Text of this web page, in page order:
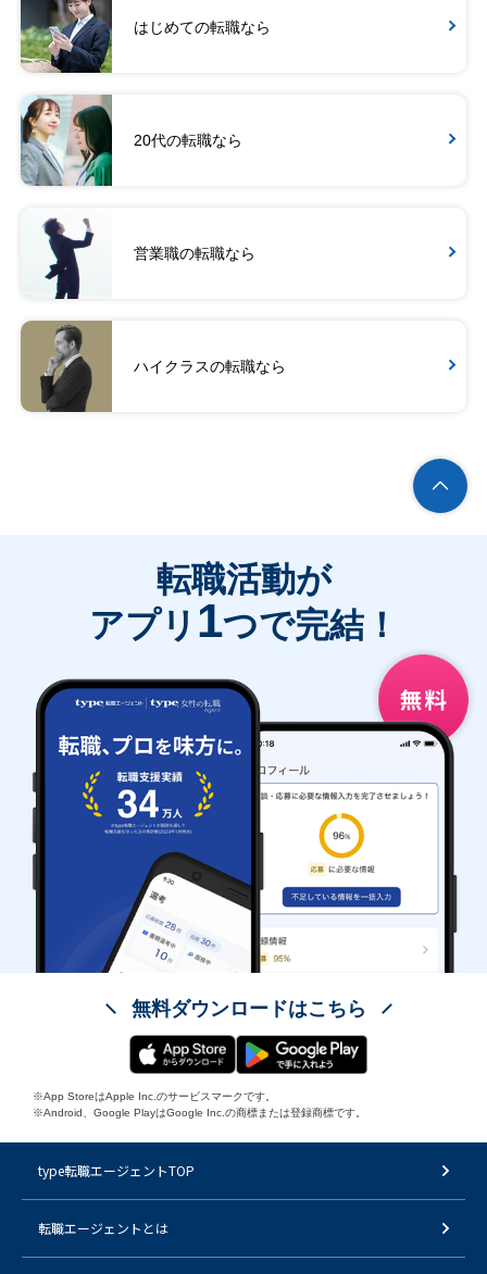
はじめての転職なら
20代の転職なら
営業職の転職なら
ハイクラスの転職なら
転職活動が
アプリ 1つで完結！
無料ダウンロードはこちら
※App StoreはApple Inc.のサービスマークです。
※Android、Google PlayはGoogle Inc.の商標または登録商標です。
type転職エージェントTOP
転職エージェントとは